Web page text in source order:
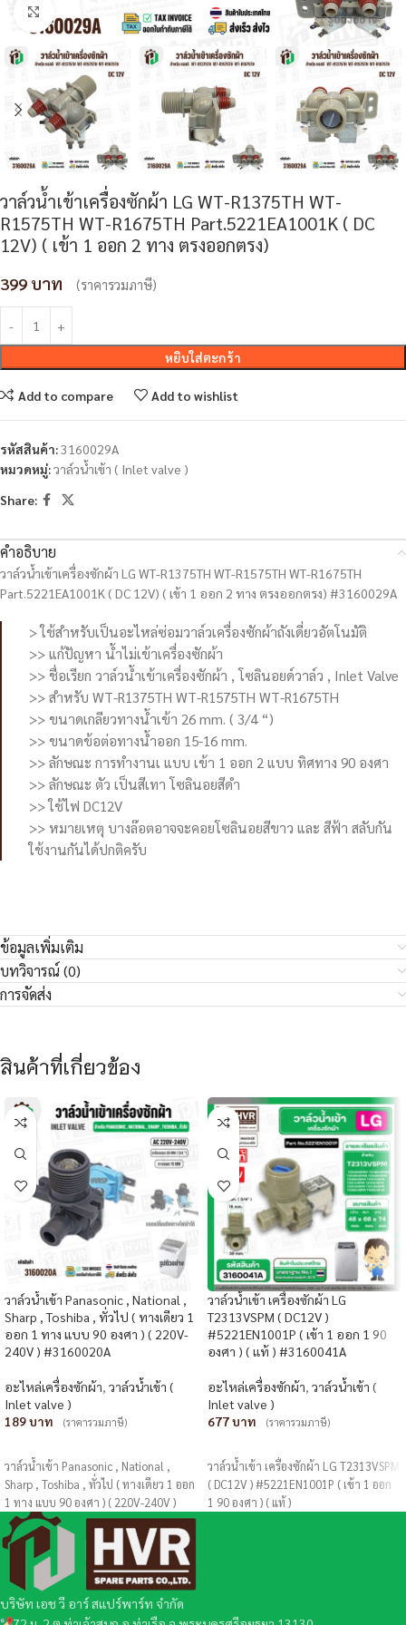
Click to enlarge
วาล์วน้ำเข้าเครื่องซักผ้า LG WT-R1375TH WT-
R1575TH WT-R1675TH Part.5221EA1001K ( DC
12V) ( เข้า 1 ออก 2 ทาง ตรงออกตรง)
399 (ราคารวมภาษี)
หยิบใส่ตะกร้า
Add to compare Add to wishlist
รหัสสินค้า:3160029A
หมวดหมู่:วาล์วน้ำเข้า ( Inlet valve )
Share:
คำอธิบาย
วาล์วน้ำเข้าเครื่องซักผ้า LG WT-R1375TH WT-R1575TH WT-R1675TH
Part.5221EA1001K ( DC 12V) ( เข้า 1 ออก 2 ทาง ตรงออกตรง) #3160029A
> ใช้สำหรับเป็นอะไหล่ซ่อมวาล์วเครื่องซักผ้าถังเดี่ยวอัตโนมัติ
>> แก้ปัญหา น้ำไม่เข้าเครื่องซักผ้า
>> ชื่อเรียก วาล์วน้ำเข้าเครื่องซักผ้า , โซลินอยด์วาล์ว , Inlet Valve
>> สำหรับ WT-R1375TH WT-R1575TH WT-R1675TH
>> ขนาดเกลียวทางน้ำเข้า 26 mm. ( 3/4 “)
>> ขนาดข้อต่อทางน้ำออก 15-16 mm.
>> ลักษณะ การทำงานเ แบบ เข้า 1 ออก 2 แบบ ทิศทาง 90 องศา
>> ลักษณะ ตัว เป็นสีเทา โซลินอยสีดำ
>> ใช้ไฟ DC12V
>> หมายเหตุ บางล๊อตอาจจะคอยโซลินอยสีขาว และ สีฟ้า สลับกัน
ใช้งานกันได้ปกติครับ
ข้อมูลเพิ่มเติม
บทวิจารณ์ (0)
การจัดส่ง
สินค้าที่เกี่ยวข้อง
วาล์วน้ำเข้า Panasonic , National ,
Sharp , Toshiba , ทั่วไป ( ทางเดียว 1
ออก 1 ทาง แบบ 90 องศา ) ( 220V-
240V ) #3160020A
อะไหล่เครื่องซักผ้า, วาล์วน้ำเข้า (
Inlet valve )
189
(ราคารวมภาษี)
วาล์วน้ำเข้า Panasonic , National ,
Sharp , Toshiba , ทั่วไป ( ทางเดียว 1 ออก
1 ทาง แบบ 90 องศา ) ( 220V-240V )
วาล์วน้ำเข้า เครื่องซักผ้า LG
T2313VSPM ( DC12V )
#5221EN1001P ( เข้า 1 ออก 1 90
องศา ) ( แท้ ) #3160041A
อะไหล่เครื่องซักผ้า, วาล์วน้ำเข้า (
Inlet valve )
677
(ราคารวมภาษี)
วาล์วน้ำเข้า เครื่องซักผ้า LG T2313VSPM
( DC12V ) #5221EN1001P ( เข้า 1 ออก
1 90 องศา ) ( แท้ )
บริษัท เอช วี อาร์ สแปร์พาร์ท จำกัด